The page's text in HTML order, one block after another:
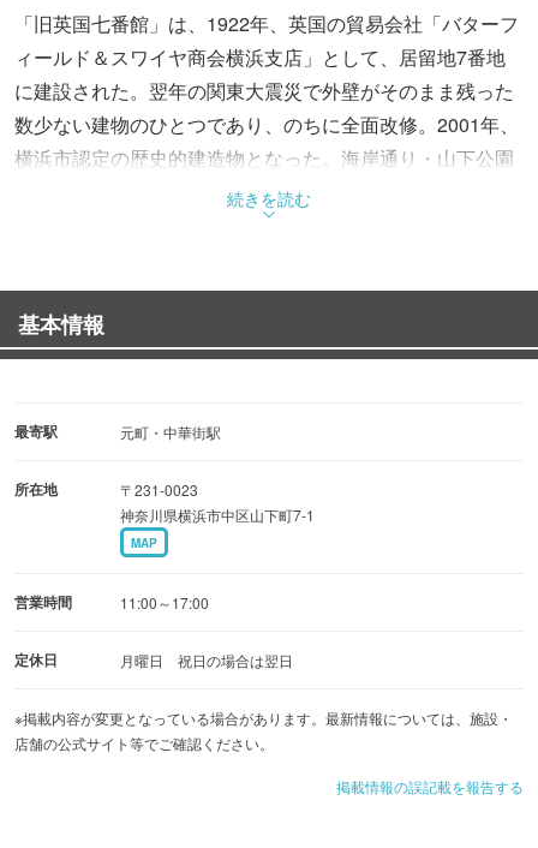
「旧英国七番館」は、1922年、英国の貿易会社「バターフ
ィールド＆スワイヤ商会横浜支店」として、居留地7番地
に建設された。翌年の関東大震災で外壁がそのまま残った
数少ない建物のひとつであり、のちに全面改修。2001年、
横浜市認定の歴史的建造物となった。海岸通り・山下公園
通り地区では唯一現存する震災前の建物として、外国人居
留地の面影を今に伝えている。
てで、入口には石造の階段がある。出窓や縦長の窓、メダ
リオン装飾などから英国系の洋館らしい雰囲気が感じられ
る。夜間はライトアップされ、昼間とはまた違った顔を見
続きを読む
基本情報
最寄駅 元町・中華街駅
所在地
〒231-0023
神奈川県横浜市中区山下町7-1
MAP
営業時間 11:00～17:00
定休日 月曜日 祝日の場合は翌日
※掲載内容が変更となっている場合があります。最新情報については、施設・
店舗の公式サイト等でご確認ください。
掲載情報の誤記載を報告する